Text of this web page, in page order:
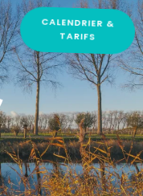
CALENDRIER &
TARIFS